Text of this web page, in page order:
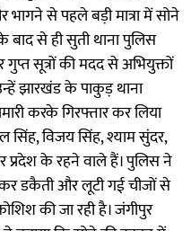
से पहले बड़ी मात्रा में सोने
से ही सुती थाना पुलिस
सूत्रों की मदद से अभियुक्तों
झारखंड के पाकुड़ थाना
करके गिरफ्तार कर लिया
सिंह, विजय सिंह, श्याम सुंदर,
प्रदेश के रहने वाले हैं। पुलिस ने
डकैती और लूटी गई चीजों से
की जा रही है। जंगीपुर